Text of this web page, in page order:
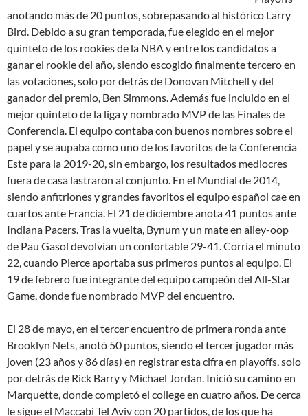
anotando más de 20 puntos, sobrepasando al histórico Larry
Bird. Debido a su gran temporada, fue elegido en el mejor
quinteto de los rookies de la NBA y entre los candidatos a
ganar el rookie del año, siendo escogido finalmente tercero en
las votaciones, solo por detrás de Donovan Mitchell y del
ganador del premio, Ben Simmons. Además fue incluido en el
mejor quinteto de la liga y nombrado MVP de las Finales de
Conferencia. El equipo contaba con buenos nombres sobre el
papel y se aupaba como uno de los favoritos de la Conferencia
Este para la 2019-20, sin embargo, los resultados mediocres
fuera de casa lastraron al conjunto. En el Mundial de 2014,
siendo anfitriones y grandes favoritos el equipo español cae en
cuartos ante Francia. El 21 de diciembre anota 41 puntos ante
Indiana Pacers. Tras la vuelta, Bynum y un mate en alley-oop
de Pau Gasol devolvían un confortable 29-41. Corría el minuto
22, cuando Pierce aportaba sus primeros puntos al equipo. El
19 de febrero fue integrante del equipo campeón del All-Star
Game, donde fue nombrado MVP del encuentro.
El 28 de mayo, en el tercer encuentro de primera ronda ante
Brooklyn Nets, anotó 50 puntos, siendo el tercer jugador más
joven (23 años y 86 días) en registrar esta cifra en playoffs, solo
por detrás de Rick Barry y Michael Jordan. Inició su camino en
Marquette, donde completó el college en cuatro años. De cerca
le sigue el Maccabi Tel Aviv con 20 partidos, de los que ha